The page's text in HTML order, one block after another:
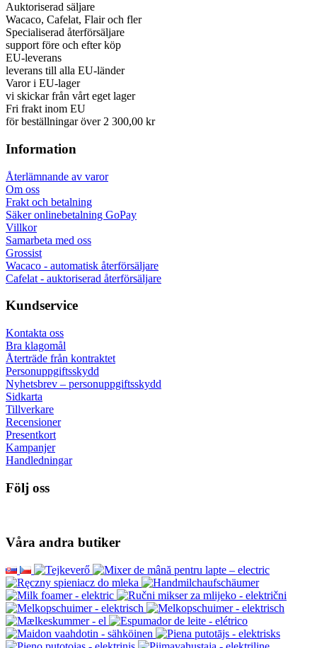
Auktoriserad säljare
Wacaco, Cafelat, Flair och fler
Specialiserad återförsäljare
support före och efter köp
EU-leverans
leverans till alla EU-länder
Varor i EU-lager
vi skickar från vårt eget lager
Fri frakt inom EU
för beställningar över 2 300,00 kr
Information
Återlämnande av varor
Om oss
Frakt och betalning
Säker onlinebetalning GoPay
Villkor
Samarbeta med oss
Grossist
Wacaco - automatisk återförsäljare
Cafelat - auktoriserad återförsäljare
Kundservice
Kontakta oss
Bra klagomål
Återträde från kontraktet
Personuppgiftsskydd
Nyhetsbrev – personuppgiftsskydd
Sidkarta
Tillverkare
Recensioner
Presentkort
Kampanjer
Handledningar
Följ oss
Våra andra butiker